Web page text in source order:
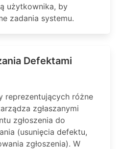
użytkownika, by
zadania systemu.
Defektami
reprezentujących różne
zgłaszanymi
zgłoszenia do
(usunięcia defektu,
zgłoszenia). W